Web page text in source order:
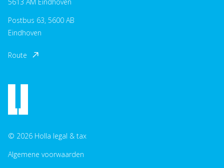
Postbus 63, 5600 AB
Eindhoven
Route
© 2026 Holla legal & tax
Algemene voorwaarden